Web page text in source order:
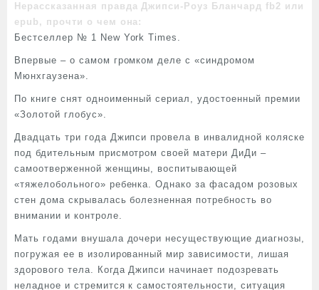
Нерассказанная правда Джипси-Роуз Бланчард fb2 или
epub, прочти о чем она:
Бестселлер № 1 New York Times.
Впервые – о самом громком деле с «синдромом
Мюнхгаузена».
По книге снят одноименный сериал, удостоенный премии
«Золотой глобус».
Двадцать три года Джипси провела в инвалидной коляске
под бдительным присмотром своей матери ДиДи –
самоотверженной женщины, воспитывающей
«тяжелобольного» ребенка. Однако за фасадом розовых
стен дома скрывалась болезненная потребность во
внимании и контроле.
Мать годами внушала дочери несуществующие диагнозы,
погружая ее в изолированный мир зависимости, лишая
здорового тела. Когда Джипси начинает подозревать
неладное и стремится к самостоятельности, ситуация